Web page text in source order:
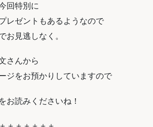
回特別に
レゼントもあるようなので
お見逃しなく。
さんから
ジをお預かりしていますので
お読みくださいね！